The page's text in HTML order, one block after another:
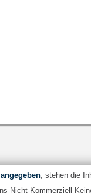
, stehen die